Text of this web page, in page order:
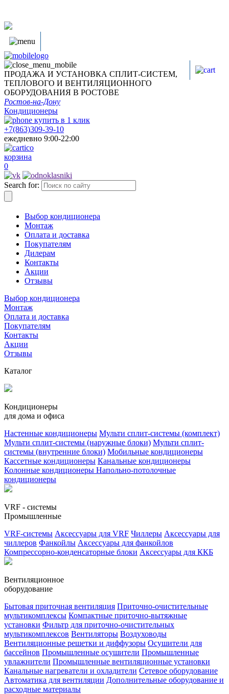
ПРОДАЖА И УСТАНОВКА СПЛИТ-СИСТЕМ,
ТЕПЛОВОГО И ВЕНТИЛЯЦИОННОГО
ОБОРУДОВАНИЯ В РОСТОВЕ
Ростов-на-Дону
Кондиционеры
купить в 1 клик
+7(863)309-39-10
ежедневно 9:00-22:00
корзина
0
Search for:
Выбор кондиционера
Монтаж
Оплата и доставка
Покупателям
Дилерам
Контакты
Акции
Отзывы
Выбор кондиционера
Монтаж
Оплата и доставка
Покупателям
Контакты
Акции
Отзывы
Каталог
Кондиционеры
для дома и офиса
Настенные кондиционеры Мульти сплит-системы (комплект)
Мульти сплит-системы (наружные блоки) Мульти сплит-
системы (внутренние блоки) Мобильные кондиционеры
Кассетные кондиционеры Канальные кондиционеры
Колонные кондиционеры Напольно-потолочные
кондиционеры
VRF - системы
Промышленные
VRF-системы Аксессуары для VRF Чиллеры Аксессуары для
чиллеров Фанкойлы Аксессуары для фанкойлов
Компрессорно-конденсаторные блоки Аксессуары для ККБ
Вентиляционное
оборудование
Бытовая приточная вентиляция Приточно-очистительные
мультикомплексы Компактные приточно-вытяжные
установки Фильтр для приточно-очистительных
мультикомплексов Вентиляторы Воздуховоды
Вентиляционные решетки и диффузоры Осушители для
бассейнов Промышленные осушители Промышленные
увлажнители Промышленные вентиляционные установки
Канальные нагреватели и охладители Сетевое оборудование
Автоматика для вентиляции Дополнительные оборудование и
расходные материалы